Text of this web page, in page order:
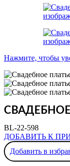
Нажмите, чтобы
BL-22-598
ДОБАВИТЬ К
Добавить в